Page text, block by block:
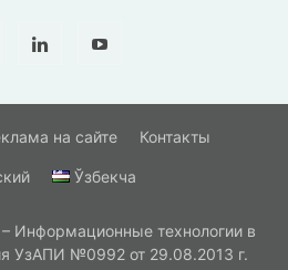
на сайте Контакты
Ўзбекча
Информационные технологии в
УзАПИ №0992 от 29.08.2013 г.